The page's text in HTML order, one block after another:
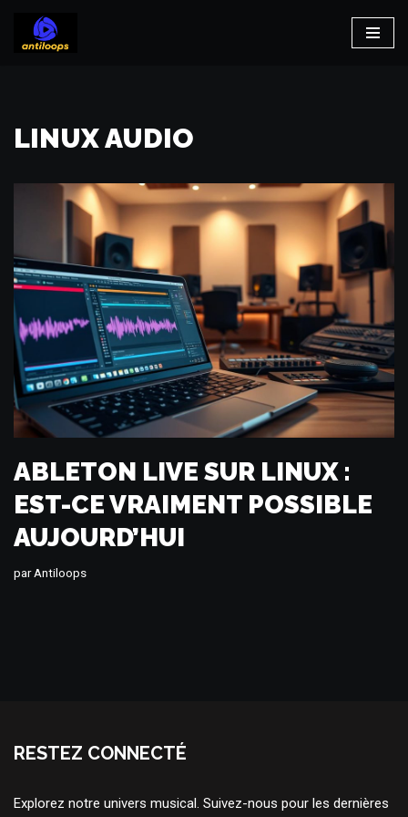
Aller
LINUX AUDIO
ABLETON LIVE SUR LINUX :
EST-CE VRAIMENT POSSIBLE
AUJOURD’HUI
parAntiloops
RESTEZ CONNECTÉ
Explorez notre univers musical. Suivez-nous pour les dernières